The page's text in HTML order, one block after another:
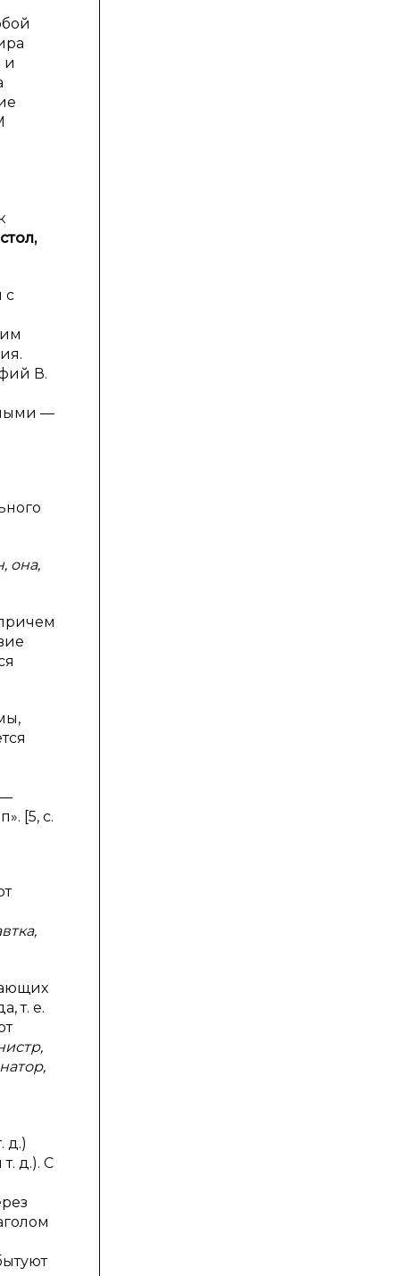
и
с
В.
—
она,
—
[5, с.
т. е.
д.)
д.). С